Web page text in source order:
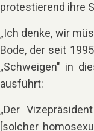
protestierend ihre
„Ich denke, wir
Bode, der seit
„Schweigen" in
ausführt:
„Der
[solcher